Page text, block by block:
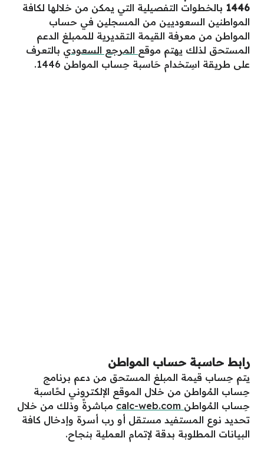
1446 بالخطوات التفصيلية التي يمكن من خلالها لكافة
المواطنين السعوديين من المسجلين في حساب
المواطن من معرفة القيمة التقديرية للممبلغ الدعم
المستحق لذلك يهتم موقع المرجع السعودي بالتعرف
على طريقة اسِتخدام حَاسبة حِساب المواطن 1446.
رابط حاسبة حساب المواطن
يتم حِساب قيمة المبلغ المستحق من دعم برنامج
حِساب المُواطن من خلال الموقع الإلكتروني لحًاسبة
حِساب المُواطن
مباشرةً وذلك من خلال
تحديد نوع المستفيد مستقل أو رب أسرة وإدخال كافة
البيانات المطلوبة بدقة لإتمام العملية بنجاح.